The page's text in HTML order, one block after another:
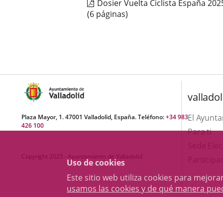
Uso de cookies
Este sitio web utiliza cookies para
usamos las cookies y de qué manera
Dosier Vuelta Ciclista España
(6 páginas)
Plaza Mayor, 1. 47001 Valladolid, España. Teléfono:+34 983
426 100
Copyright 2025 - Ayuntamiento de Valladolid
El
Para ti